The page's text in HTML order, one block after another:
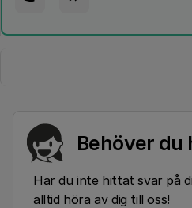
Behöver du
Har du inte hittat svar på
alltid höra av dig till oss!